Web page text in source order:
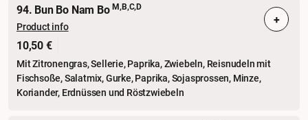
94. Bun Bo Nam BoM,B,C,D
Product info
10,50 €
Mit Zitronengras, Sellerie, Paprika, Zwiebeln, Reisnudeln mit
Fischsoße, Salatmix, Gurke, Paprika, Sojasprossen, Minze,
Koriander, Erdnüssen und Röstzwiebeln
+